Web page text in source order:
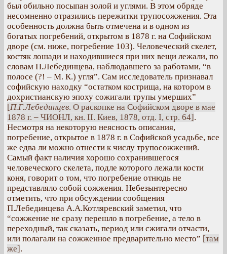
был обильно посыпан золой и углями. В этом обряде
несомненно отразились пережитки трупосожжения. Эта
особенность должна быть отмечена и в одном из
богатых погребений, открытом в 1878 г. на Софийском
дворе (см. ниже, погребение 103). Человеческий скелет,
костяк лошади и находившиеся при них вещи лежали, по
словам П.Лебединцева, наблюдавшего за работами, “в
полосе (?! – М. К.) угля”. Сам исследователь признавал
софийскую находку “остатком кострища, на котором в
дохристианскую эпоху сожигали трупы умерших”
[П.Г.Лебединцев. О раскопке на Софийском дворе в мае
1878 г. – ЧИОНЛ, кн. II. Киев, 1878, отд. I, стр. 64].
Несмотря на некоторую неясность описания,
погребение, открытое в 1878 г. в Софийской усадьбе, все
же едва ли можно отнести к числу трупосожжений.
Самый факт наличия хорошо сохранившегося
человеческого скелета, подле которого лежали кости
коня, говорит о том, что погребение отнюдь не
представляло собой сожжения. Небезынтересно
отметить, что при обсуждении сообщения
П.Лебединцева А.А.Котляревский заметил, что
“сожжение не сразу перешло в погребение, а тело в
переходный, так сказать, период или сжигали отчасти,
или полагали на сожженное предварительно место” [там
же].